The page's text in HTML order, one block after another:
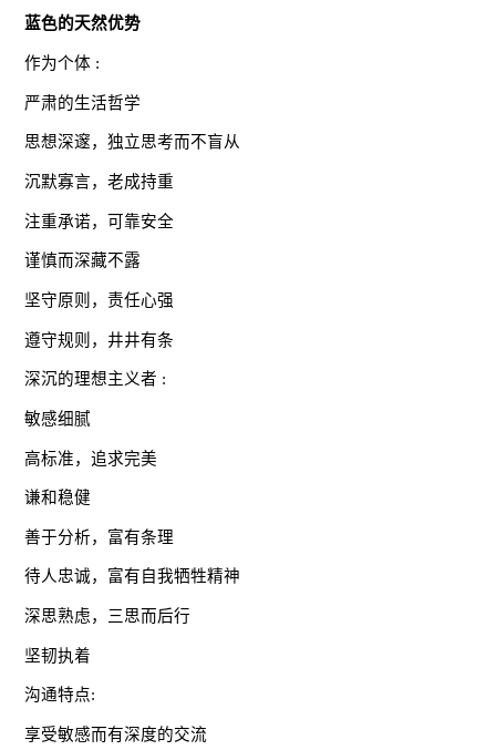
蓝色的天然优势
作为个体 :
严肃的生活哲学
思想深邃，独立思考而不盲从
沉默寡言，老成持重
注重承诺，可靠安全
谨慎而深藏不露
坚守原则，责任心强
遵守规则，井井有条
深沉的理想主义者 :
敏感细腻
高标准，追求完美
谦和稳健
善于分析，富有条理
待人忠诚，富有自我牺牲精神
深思熟虑，三思而后行
坚韧执着
沟通特点:
享受敏感而有深度的交流